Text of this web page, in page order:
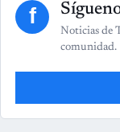
f
Noticias de
comunidad.